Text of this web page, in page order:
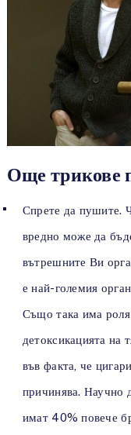
Още трикове
Спрете да пушите.
вредно може да
вътрешните Ви
е най-големия
Също така има роля
детоксикацията на
във факта, че
причинява. Научно
имат 40% повече